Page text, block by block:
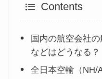
Contents
国内の航空会社
などはどうなる？
全日本空輸（